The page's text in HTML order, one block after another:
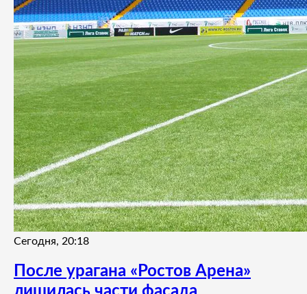
Сегодня, 20:18
После урагана «Ростов Арена»